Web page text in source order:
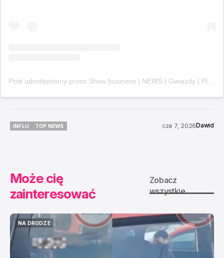
INFLU
TOP NEWS
cze 7, 2026Dawid
Może cię
zainteresować
Zobacz
wszystkie
NA DRODZE
NA DRODZE